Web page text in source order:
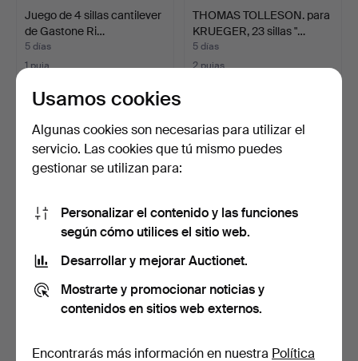
Juego de 4 sillas cantilever
de Gastone Ri…
5 días
1 puja
THOMAS TOLLESON. para
KRUEGER, 23 sillas "…
5 días
2 pujas
Lámpara de techo Mid
Century Spiral de Ver…
232 USD
Aplique/lámpara de techo
estilo florentino…
1 día
232 USD
Usamos cookies
Algunas cookies son necesarias para utilizar el
servicio. Las cookies que tú mismo puedes
gestionar se utilizan para:
Personalizar el contenido y las funciones
según cómo utilices el sitio web.
Desarrollar y mejorar Auctionet.
Mostrarte y promocionar noticias y
contenidos en sitios web externos.
Encontrarás más información en nuestra Política